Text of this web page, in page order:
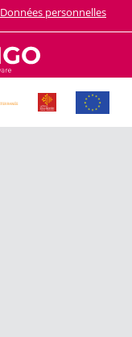
Données personnelles